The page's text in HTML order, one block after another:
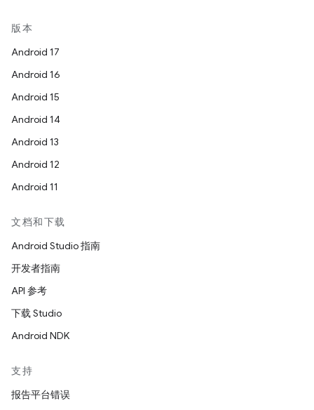
版本
Android 17
Android 16
Android 15
Android 14
Android 13
Android 12
Android 11
文档和下载
Android Studio 指南
开发者指南
API 参考
下载 Studio
Android NDK
支持
报告平台错误